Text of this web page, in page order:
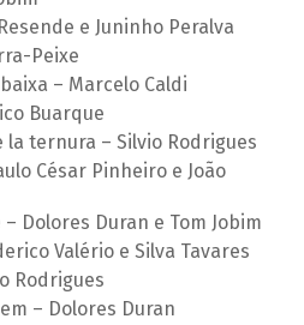
e Juninho Peralva
Peixe
– Marcelo Caldi
Buarque
la ternura – Silvio Rodrigues
César Pinheiro e João
Dolores Duran e Tom Jobim
Valério e Silva Tavares
Rodrigues
– Dolores Duran